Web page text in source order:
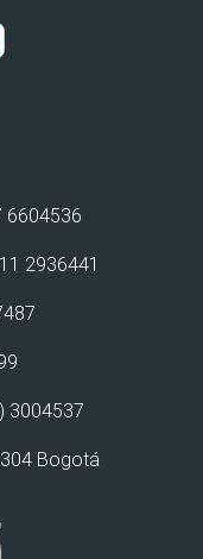
6604536
2936441
3004537
Bogotá